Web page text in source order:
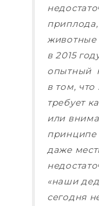
животные
в 2015
опытный
в том,
требует
или
принципе
даже
«наши
сегодня